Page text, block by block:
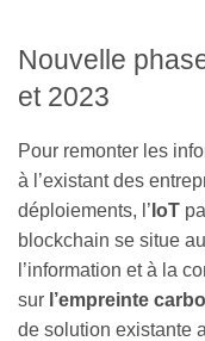
Nouvelle
et 2023
Pour remonter les
à l’existant des
déploiements, l’ IoT
blockchain se situe
l’information et à la
sur l’empreinte
de solution existante